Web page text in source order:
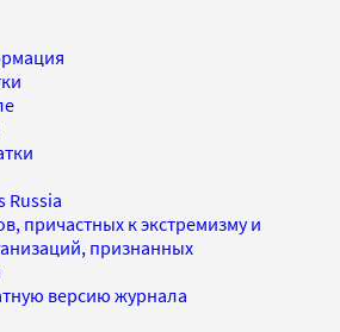
Russia
причастных к экстремизму и
признанных
версию журнала